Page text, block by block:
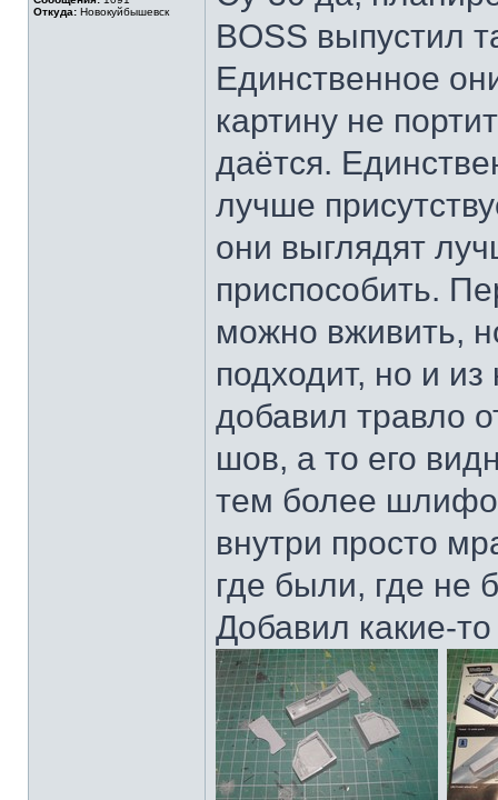
Откуда: Новокуйбышевск
BOSS выпустил
Единственное
картину не
даётся.
лучше
они выглядят
приспособить.
можно вживить,
подходит, но и
добавил травло
шов, а то его
тем более
внутри просто
где были, где не
Добавил какие-